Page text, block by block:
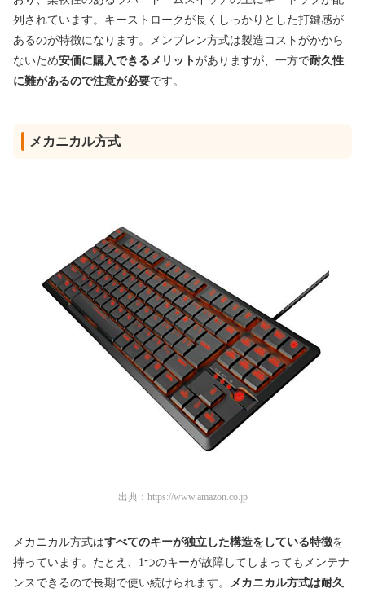
列されています。キーストロークが長くしっかりとした打鍵感が
あるのが特徴になります。メンブレン方式は製造コストがかから
ないため安価に購入できるメリットがありますが、一方で耐久性
に難があるので注意が必要です。
メカニカル方式
出典： https://www.amazon.co.jp
メカニカル方式はすべてのキーが独立した構造をしている特徴を
持っています。たとえ、1つのキーが故障してしまってもメンテナ
ンスできるので長期で使い続けられます。 メカニカル方式は耐久